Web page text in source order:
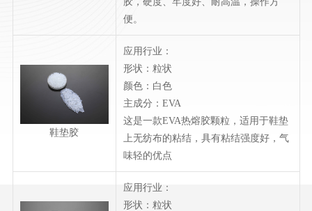
便。
鞋垫胶
应用行业：
形状：粒状
颜色：白色
主成分：EVA
这是一款EVA热熔胶颗粒，适用于鞋垫
上无纺布的粘结，具有粘结强度好，气
味轻的优点
应用行业：
形状：粒状